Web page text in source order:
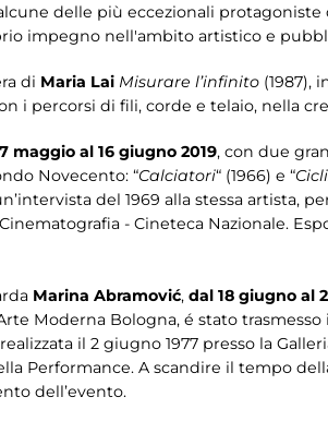
delle più eccezionali
impegno nell'ambito artistico e
di Maria Lai Misurare l’infinito (1987),
i percorsi di fili, corde e telaio, nella
maggio al 16 giugno 2019, con due
Novecento: “Calciatori“ (1966) e “
del 1969 alla stessa artista,
- Cineteca Nazionale.
Marina Abramović, dal 18 giugno al
Moderna Bologna, é stato
il 2 giugno 1977 presso la
Performance. A scandire il tempo
dell’evento.